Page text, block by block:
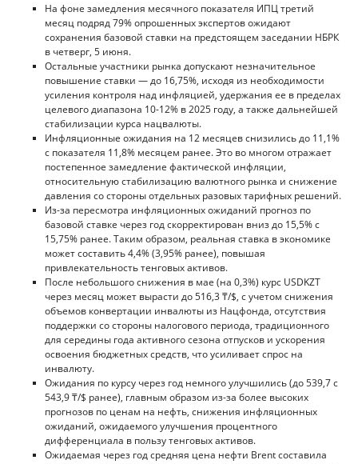
На фоне замедления месячного показателя ИПЦ третий
месяц подряд 79% опрошенных экспертов ожидают
сохранения базовой ставки на предстоящем заседании НБРК
в четверг, 5 июня.
Остальные участники рынка допускают незначительное
повышение ставки — до 16,75%, исходя из необходимости
усиления контроля над инфляцией, удержания ее в пределах
целевого диапазона 10-12% в 2025 году, а также дальнейшей
стабилизации курса нацвалюты.
Инфляционные ожидания на 12 месяцев снизились до 11,1%
с показателя 11,8% месяцем ранее. Это во многом отражает
постепенное замедление фактической инфляции,
относительную стабилизацию валютного рынка и снижение
давления со стороны отдельных разовых тарифных решений.
Из-за пересмотра инфляционных ожиданий прогноз по
базовой ставке через год скорректирован вниз до 15,5% с
15,75% ранее. Таким образом, реальная ставка в экономике
может составить 4,4% (3,95% ранее), повышая
привлекательность тенговых активов.
После небольшого снижения в мае (на 0,3%) курс USDKZT
через месяц может вырасти до 516,3 ₸/$, с учетом снижения
объемов конвертации инвалюты из Нацфонда, отсутствия
поддержки со стороны налогового периода, традиционного
для середины года активного сезона отпусков и ускорения
освоения бюджетных средств, что усиливает спрос на
инвалюту.
Ожидания по курсу через год немного улучшились (до 539,7 с
543,9 ₸/$ ранее), главным образом из-за более высоких
прогнозов по ценам на нефть, снижения инфляционных
ожиданий, ожидаемого улучшения процентного
дифференциала в пользу тенговых активов.
Ожидаемая через год средняя цена нефти Brent составила